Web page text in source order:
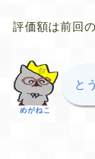
評価額は前回
めがねこ
と